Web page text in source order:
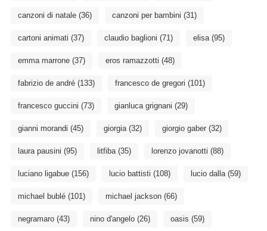
canzoni di natale(36) canzoni per bambini (31)
cartoni animati (37) claudio baglioni (71) elisa(95)
emma marrone(37) eros ramazzotti (48)
fabrizio de andré(133) francesco de gregori (101)
francesco guccini (73) gianluca grignani (29)
gianni morandi (45) giorgia(32) giorgio gaber(32)
laura pausini (95) litfiba(35) lorenzo jovanotti (88)
luciano ligabue(156) lucio battisti (108) lucio dalla(59)
michael bublé(101) michael jackson(66)
negramaro(43) nino d'angelo(26) oasis (59)